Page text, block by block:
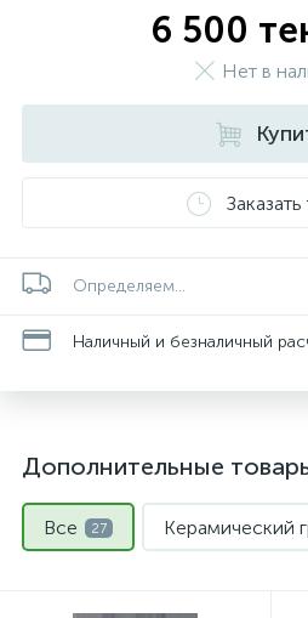
6 500
Нет в
Определяем...
Наличный и безналичный
Дополнительные
Все 27 Керамический